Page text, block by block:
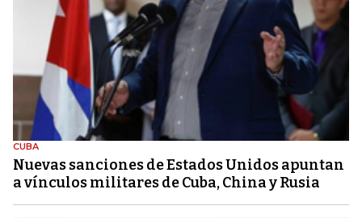
CUBA
Nuevas sanciones de Estados Unidos apuntan
a vínculos militares de Cuba, China y Rusia